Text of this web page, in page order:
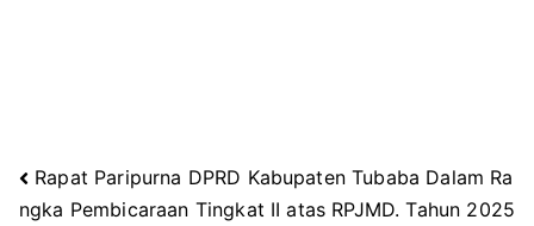
Navigasi
Rapat Paripurna DPRD Kabupaten Tubaba Dalam Ra
ngka Pembicaraan Tingkat II atas RPJMD. Tahun 2025